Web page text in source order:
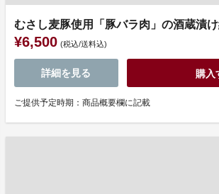
むさし麦豚使用「豚バラ肉」の酒蔵漬
¥6,500 (税込/送料込)
詳細を見る 購入
ご提供予定時期：商品概要欄に記載